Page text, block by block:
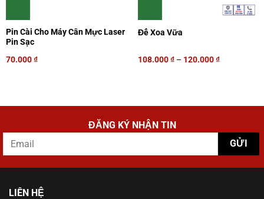
Pin Cài Cho Máy Cân Mực Laser
Pin Sạc
70.000₫
Đế Xoa Vữa
108.000₫– 120.000₫
ĐĂNG KÝ NHẬN TIN
LIÊN HỆ